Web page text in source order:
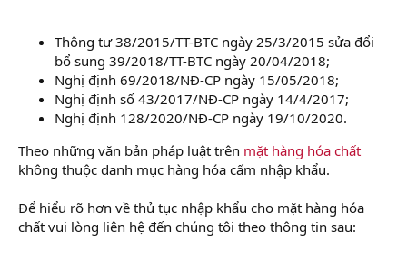
Thông tư 38/2015/TT-BTC ngày 25/3/2015 sửa đổi
bổ sung 39/2018/TT-BTC ngày 20/04/2018;
Nghị định 69/2018/NĐ-CP ngày 15/05/2018;
Nghị định số 43/2017/NĐ-CP ngày 14/4/2017;
Nghị định 128/2020/NĐ-CP ngày 19/10/2020.
Theo những văn bản pháp luật trên mặt hàng hóa chất
không thuộc danh mục hàng hóa cấm nhập khẩu.
Để hiểu rõ hơn về thủ tục nhập khẩu cho mặt hàng hóa
chất vui lòng liên hệ đến chúng tôi theo thông tin sau: